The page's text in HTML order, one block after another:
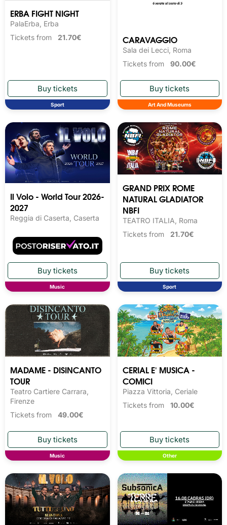
ERBA FIGHT NIGHT
PalaErba, Erba
Tickets from 21.70€
Sport
CARAVAGGIO
Sala dei Lecci, Roma
Tickets from 90.00€
Art And Museums
Il Volo - World Tour 2026-
2027
Reggia di Caserta, Caserta
Music
GRAND PRIX ROME
NATURAL GLADIATOR
NBFI
TEATRO ITALIA, Roma
Tickets from 21.70€
Sport
MADAME - DISINCANTO
TOUR
Teatro Cartiere Carrara,
Firenze
Tickets from 49.00€
Music
CERIAL E' MUSICA -
COMICI
Piazza Vittoria, Ceriale
Tickets from 10.00€
Other